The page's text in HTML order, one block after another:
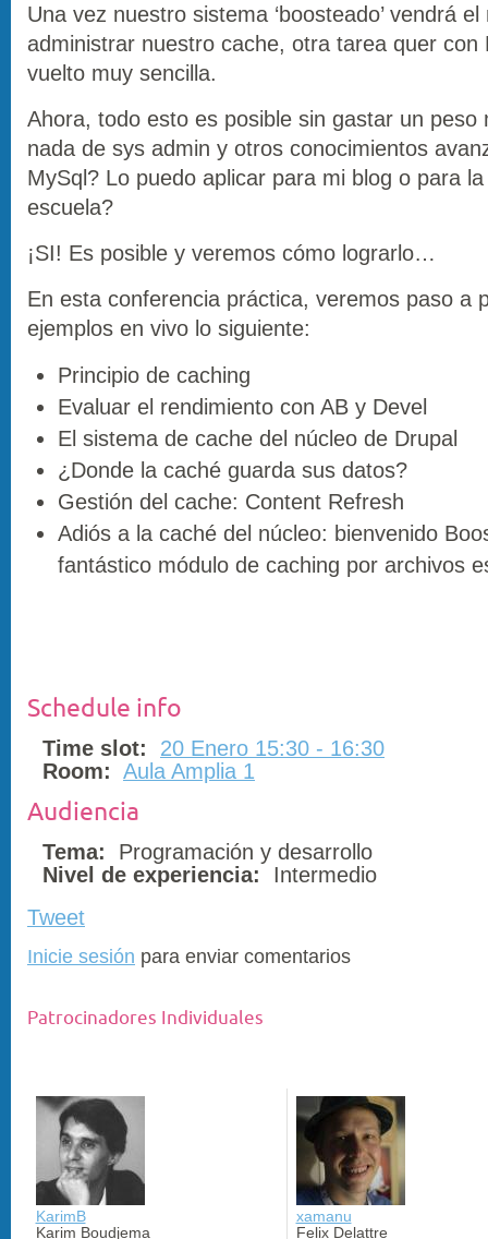
Una vez nuestro sistema ‘boosteado’ vendrá
administrar nuestro cache, otra tarea quer con
vuelto muy sencilla.
Ahora, todo esto es posible sin gastar un peso
nada de sys admin y otros conocimientos
MySql? Lo puedo aplicar para mi blog o para
escuela?
¡SI! Es posible y veremos cómo lograrlo…
En esta conferencia práctica, veremos paso a
ejemplos en vivo lo siguiente:
Principio de caching
Evaluar el rendimiento con AB y Devel
El sistema de cache del núcleo de Drupal
¿Donde la caché guarda sus datos?
Gestión del cache: Content Refresh
Adiós a la caché del núcleo: bienvenido
fantástico módulo de caching por archivos
Schedule info
Time slot:
20 Enero 15:30 - 16:30
Room: Aula Amplia 1
Audiencia
Tema:
Programación y desarrollo
Nivel de experiencia:
Intermedio
Tweet
Inicie sesión para enviar comentarios
Patrocinadores Individuales
KarimB
Karim Boudjema
xamanu
Felix Delattre